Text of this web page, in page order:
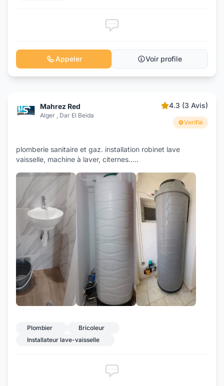
Appeler Voir profile
Mahrez Red
Alger , Dar El Beida
4.3 (3 Avis)
Verifié
plomberie sanitaire et gaz. installation robinet lave
vaisselle, machine à laver, citernes.....
Plombier
Bricoleur
Installateur lave-vaisselle